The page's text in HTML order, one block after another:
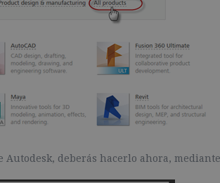
Autodesk, deberás hacerlo ahora,